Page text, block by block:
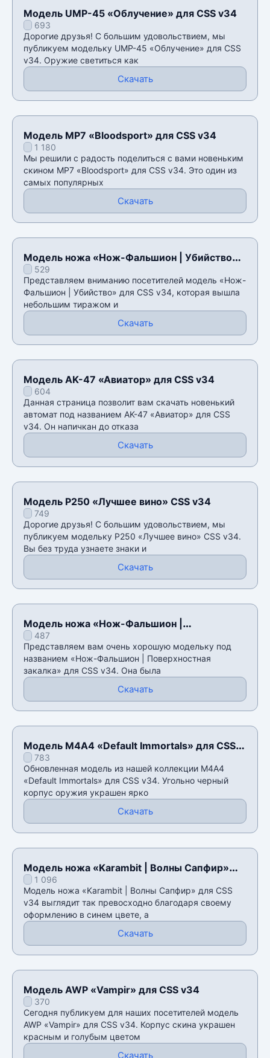
Модель UMP-45 «Облучение» для CSS v34
693
Дорогие друзья! С большим удовольствием, мы
публикуем модельку UMP-45 «Облучение» для CSS
v34. Оружие светиться как
Скачать
Модель MP7 «Bloodsport» для CSS v34
1 180
Мы решили с радость поделиться с вами новеньким
скином MP7 «Bloodsport» для CSS v34. Это один из
самых популярных
Скачать
Модель ножа «Нож-Фальшион | Убийство»
для CSS v34
529
Представляем вниманию посетителей модель «Нож-
Фальшион | Убийство» для CSS v34, которая вышла
небольшим тиражом и
Скачать
Модель AK-47 «Авиатор» для CSS v34
604
Данная страница позволит вам скачать новенький
автомат под названием AK-47 «Авиатор» для CSS
v34. Он напичкан до отказа
Скачать
Модель P250 «Лучшее вино» CSS v34
749
Дорогие друзья! С большим удовольствием, мы
публикуем модельку P250 «Лучшее вино» CSS v34.
Вы без труда узнаете знаки и
Скачать
Модель ножа «Нож-Фальшион |
Поверхностная закалка» для CSS v34
487
Представляем вам очень хорошую модельку под
названием «Нож-Фальшион | Поверхностная
закалка» для CSS v34. Она была
Скачать
Модель М4А4 «Default Immortals» для CSS
v34783
Обновленная модель из нашей коллекции М4А4
«Default Immortals» для CSS v34. Угольно черный
корпус оружия украшен ярко
Скачать
Модель ножа «Karambit | Волны Сапфир»
для CSS v34
1 096
Модель ножа «Karambit | Волны Сапфир» для CSS
v34 выглядит так превосходно благодаря своему
оформлению в синем цвете, а
Скачать
Модель AWP «Vampir» для CSS v34
370
Сегодня публикуем для наших посетителей модель
AWP «Vampir» для CSS v34. Корпус скина украшен
красным и голубым цветом
Скачать